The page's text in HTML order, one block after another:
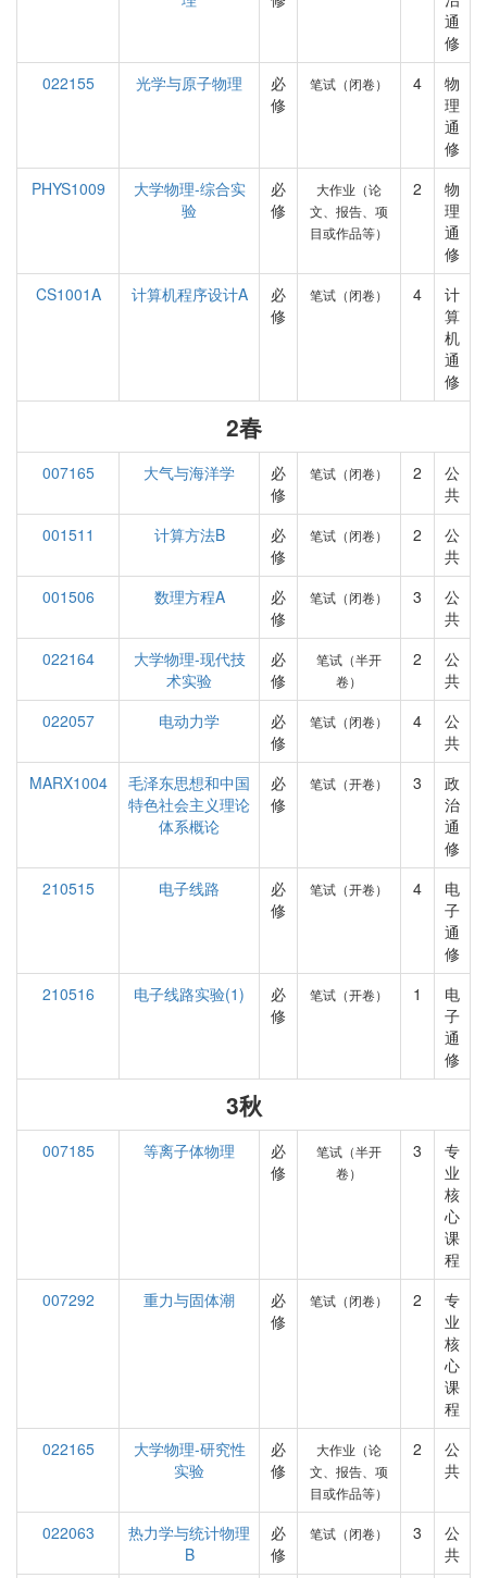
通
修
022155
光学与原子物理
必
修
笔试（闭卷） 4
物
理
通
修
PHYS1009
大学物理-综合实
验
必
修
大作业（论
文、报告、项
目或作品等）
2
物
理
通
修
CS1001A
计算机程序设计A
必
修
笔试（闭卷） 4
计
算
机
通
修
2春
007165 大气与海洋学
必
修
笔试（闭卷） 2
公
共
001511
计算方法B
必
修
笔试（闭卷） 2
公
共
001506
数理方程A
必
修
笔试（闭卷） 3
公
共
022164
大学物理-现代技
术实验
必
修
笔试（半开
卷）
2
公
共
022057
电动力学
必
修
笔试（闭卷） 4
公
共
MARX1004
毛泽东思想和中国
特色社会主义理论
体系概论
必
修
笔试（开卷） 3
政
治
通
修
210515
电子线路
必
修
笔试（开卷） 4
电
子
通
修
210516
电子线路实验(1)
必
修
笔试（开卷） 1
电
子
通
修
3秋
007185 等离子体物理
必
修
笔试（半开
卷）
3
专
业
核
心
课
程
007292
重力与固体潮
必
修
笔试（闭卷） 2
专
业
核
心
课
程
022165
大学物理-研究性
实验
必
修
大作业（论
文、报告、项
目或作品等）
2
公
共
022063
热力学与统计物理
B
必
修
笔试（闭卷） 3
公
共